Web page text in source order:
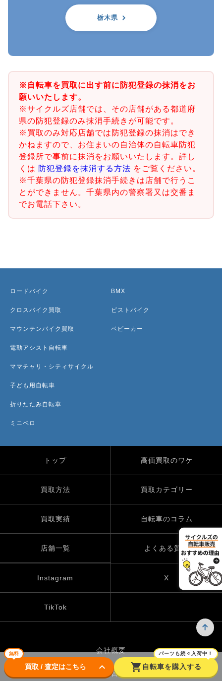
栃木県
※自転車を買取に出す前に防犯登録の抹消をお
願いいたします。
※サイクルズ店舗では、その店舗がある都道府
県の防犯登録のみ抹消手続きが可能です。
※買取のみ対応店舗では防犯登録の抹消はでき
かねますので、お住まいの自治体の自転車防犯
登録所で事前に抹消をお願いいたします。詳し
くは 防犯登録を抹消する方法 をご覧ください。
※千葉県の防犯登録抹消手続きは店舗で行うこ
とができません。千葉県内の警察署又は交番ま
でお電話下さい。
無料
買取 / 査定はこちら keyboard_arrow_down shopping_cart
パーツも続々入荷中！
自転車を購入する
ロードバイク
クロスバイク買取
マウンテンバイク買取
電動アシスト自転車
ママチャリ・シティサイクル
子ども用自転車
折りたたみ自転車
ミニベロ
BMX
ピストバイク
ベビーカー
トップ 高価買取のワケ
買取方法 買取カテゴリー
買取実績 自転車のコラム
店舗一覧 よくある質問
Instagram X
TikTok
会社概要
お問い合わせ